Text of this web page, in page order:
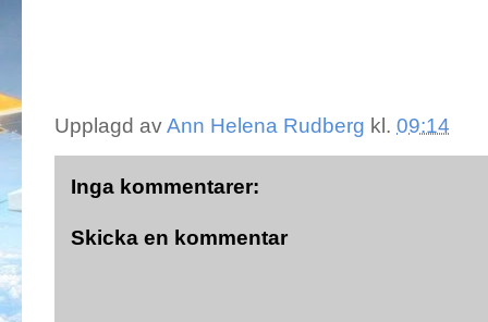
Upplagd avAnn Helena Rudberg kl. 09:14
Inga kommentarer:
Skicka en kommentar